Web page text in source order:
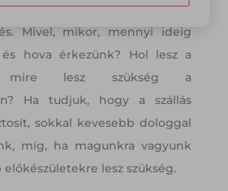
tervezzünk meg, hogy ne
Mivel, mikor, mennyi ideig
hova érkezünk? Hol lesz a
mire lesz szükség a
Ha tudjuk, hogy a szállás
sokkal kevesebb dologgal
míg, ha magunkra vagyunk
előkészületekre lesz szükség.